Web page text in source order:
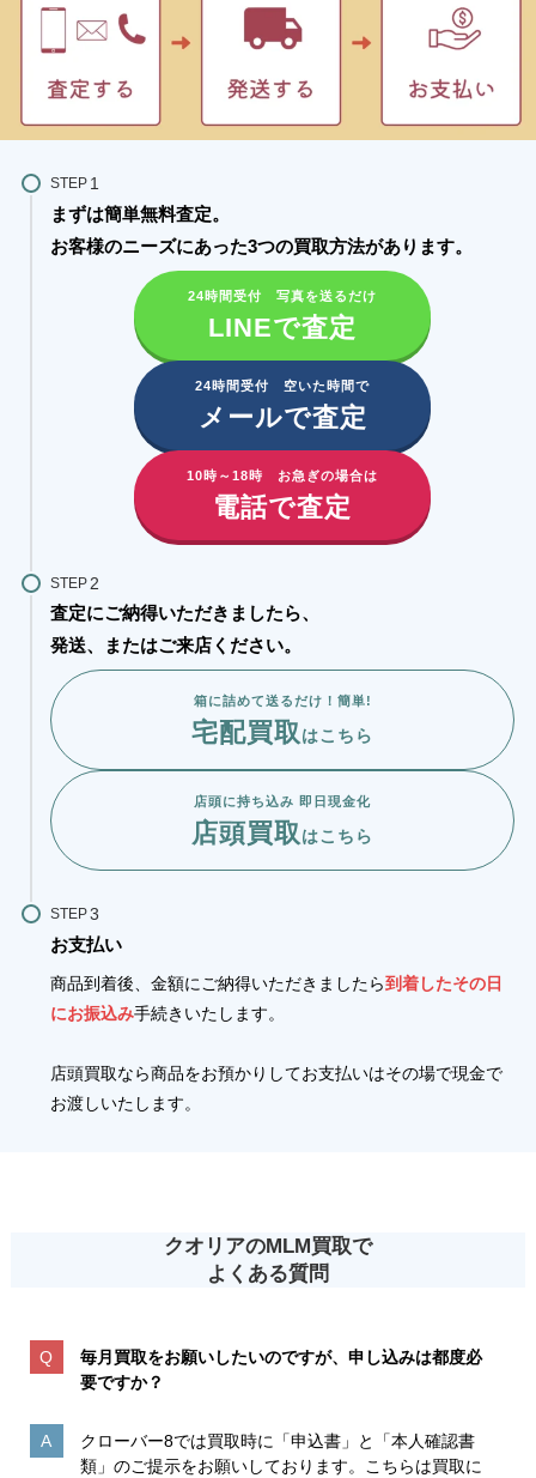
STEP
まずは簡単無料査定。
お客様のニーズにあった3つの買取方法があります。​
24時間受付 写真を送るだけ
LINEで査定
24時間受付 空いた時間で
メールで査定
10時～18時 お急ぎの場合は
電話で査定
STEP
査定にご納得いただきましたら、
発送、またはご来店ください。
箱に詰めて送るだけ！簡単!
宅配買取はこちら
店頭に持ち込み 即日現金化
店頭買取はこちら
STEP
お支払い
商品到着後、金額にご納得いただきましたら到着したその日
にお振込み手続きいたします。
店頭買取なら商品をお預かりしてお支払いはその場で現金で
お渡しいたします。
クオリアのMLM買取で
よくある質問
毎月買取をお願いしたいのですが、申し込みは都度必
要ですか？
クローバー8では買取時に「申込書」と「本人確認書
類」のご提示をお願いしております。こちらは買取に